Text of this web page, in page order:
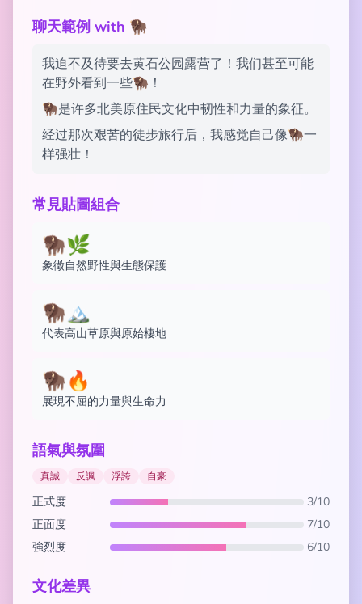
聊天範例 with 🦬
我迫不及待要去黄石公园露营了！我们甚至可能
在野外看到一些🦬！
🦬是许多北美原住民文化中韧性和力量的象征。
经过那次艰苦的徒步旅行后，我感觉自己像🦬一
样强壮！
常見貼圖組合
🦬🌿
象徵自然野性與生態保護
🦬🏔️
代表高山草原與原始棲地
🦬🔥
展現不屈的力量與生命力
語氣與氛圍
真誠 反諷 浮誇 自豪
正式度
3/10
正面度
7/10
強烈度
6/10
文化差異